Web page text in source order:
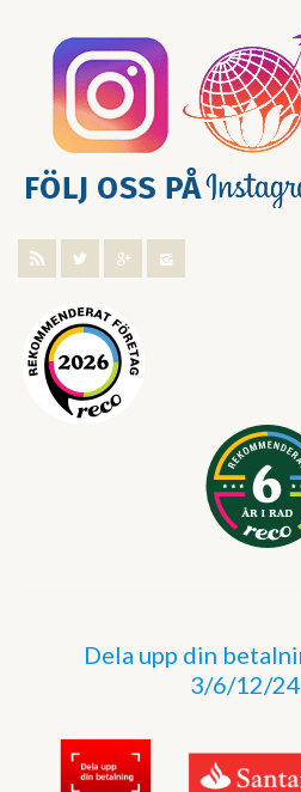
Dela upp din
3/6/12/